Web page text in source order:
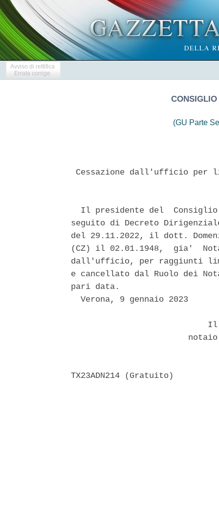
Avviso di rettifica
Errata corrige
(GU Parte
Cessazione dall'ufficio per
Il presidente del
seguito di Decreto
del 29.11.2022, il dott.
(CZ) il 02.01.1948,  gia'
dall'ufficio, per raggiunti
e cancellato dal Ruolo dei
pari data.
  Verona, 9 gennaio 2023